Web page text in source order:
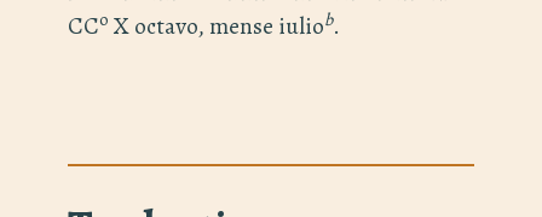
CCo X octavo, mense iuliob.